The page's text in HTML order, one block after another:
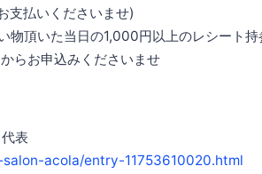
支払いくださいませ)
物頂いた当日の1,000円以上のレシート
らお申込みくださいませ
表
acola/entry-11753610020.html